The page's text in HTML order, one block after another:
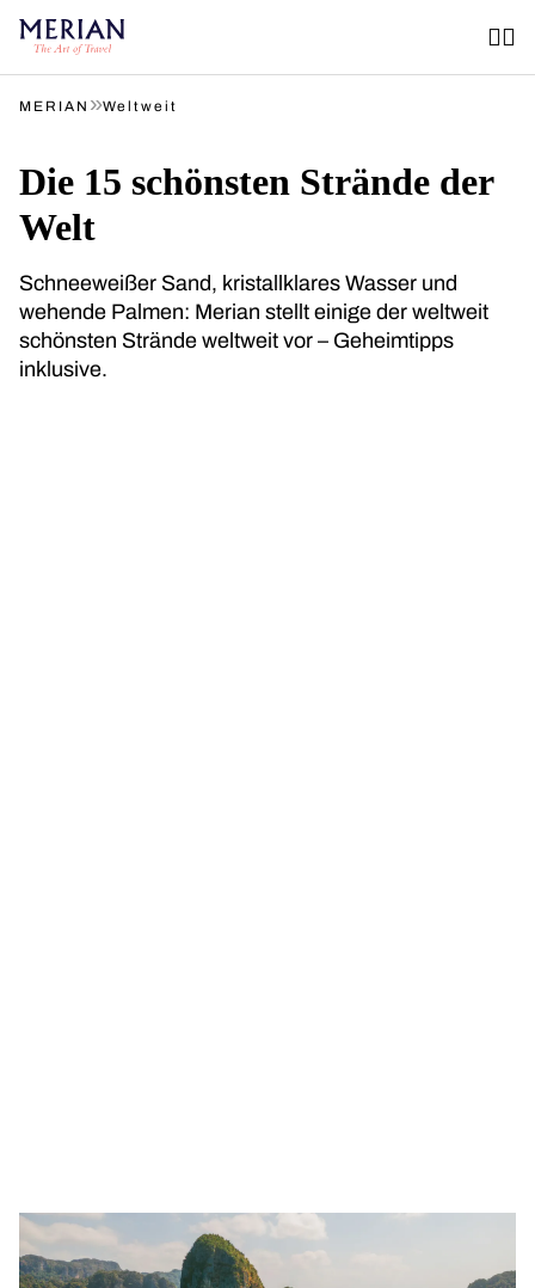
MERIAN »Weltweit
Die 15 schönsten Strände der
Welt
Schneeweißer Sand, kristallklares Wasser und
wehende Palmen: Merian stellt einige der weltweit
schönsten Strände weltweit vor – Geheimtipps
inklusive.